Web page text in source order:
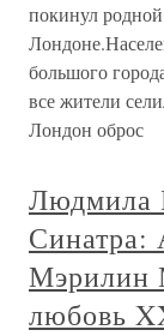
покинул родной
большого
все жители
Лондон оброс
Людмила
Синатра:
Мэрилин
любовь